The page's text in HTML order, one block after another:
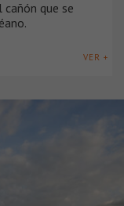
que se
VER +